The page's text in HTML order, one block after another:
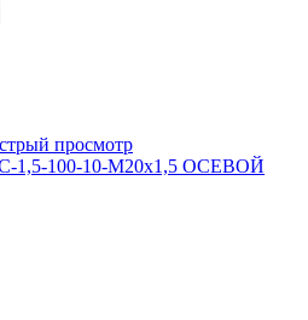
просмотр
1,5-100-10-М20х1,5 ОСЕВОЙ